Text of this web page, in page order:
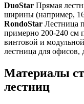
DuoStar Прямая
ширины (например,
RondoStar Лестница
примерно 200-240 см
винтовой и
лестница для
Материалы
лестниц